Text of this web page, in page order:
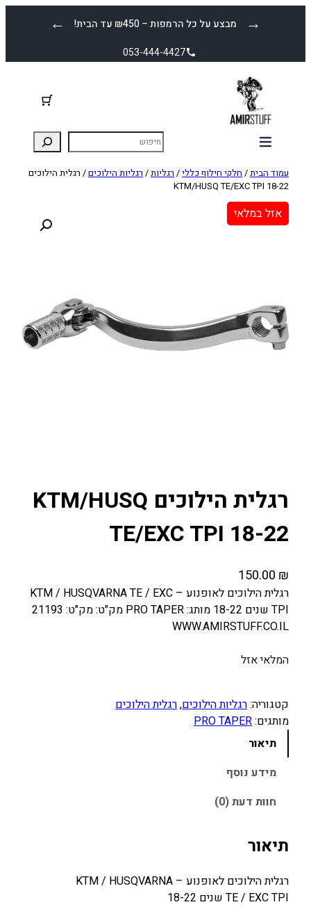
← מבצע על כל הרמפות – ₪450 עד הבית! →
053-444-4427
עמוד הבית/ חלקי חילוף כללי/ רגליות/ רגליות הילוכים/ רגלית הילוכים
KTM/HUSQ TE/EXC TPI 18-22
אזל במלאי
רגלית הילוכים KTM/HUSQ
TE/EXC TPI 18-22
150.00 ₪
רגלית הילוכים לאופנוע – KTM / HUSQVARNA TE / EXC
TPI שנים 18-22 מותג: PRO TAPER מק"ט: מק"ט: 21193
WWW.AMIRSTUFF.CO.IL
המלאי אזל
קטגוריה:רגליות הילוכים, רגלית הילוכים
מותגים:PRO TAPER
תיאור
מידע נוסף
חוות דעת (0)
תיאור
רגלית הילוכים לאופנוע – KTM / HUSQVARNA
TE / EXC TPI שנים 18-22